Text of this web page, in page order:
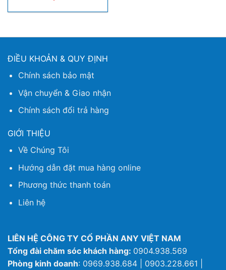
ĐIỀU KHOẢN & QUY ĐỊNH
Chính sách bảo mật
Vận chuyển & Giao nhận
Chính sách đổi trả hàng
GIỚI THIỆU
Về Chúng Tôi
Hướng dẫn đặt mua hàng online
Phương thức thanh toán
Liên hệ
LIÊN HỆ CÔNG TY CỔ PHẦN ANY VIỆT NAM
Tổng đài chăm sóc khách hàng: 0904.938.569
Phòng kinh doanh: 0969.938.684 | 0903.228.661 |